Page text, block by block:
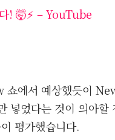
! 🤯⚡️ – YouTube
에서 예상했듯이
넣었다는 것이 의아
평가했습니다.